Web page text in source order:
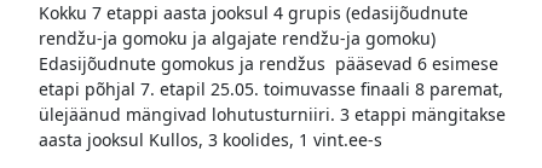
Kokku 7 etappi aasta jooksul 4 grupis (edasijõudnute
rendžu-ja gomoku ja algajate rendžu-ja gomoku)
Edasijõudnute gomokus ja rendžus pääsevad 6 esimese
etapi põhjal 7. etapil 25.05. toimuvasse finaali 8 paremat,
ülejäänud mängivad lohutusturniiri. 3 etappi mängitakse
aasta jooksul Kullos, 3 koolides, 1 vint.ee-s